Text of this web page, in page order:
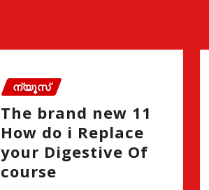
ന്യൂസ്
The brand new 11
How do i Replace
your Digestive Of
course